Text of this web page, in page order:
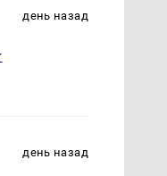
день назад
день назад